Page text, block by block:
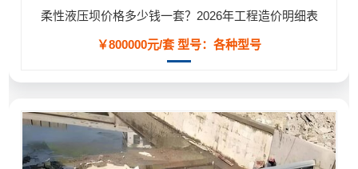
柔性液压坝价格多少钱一套？2026年工程造价明细表
￥800000元/套型号：各种型号